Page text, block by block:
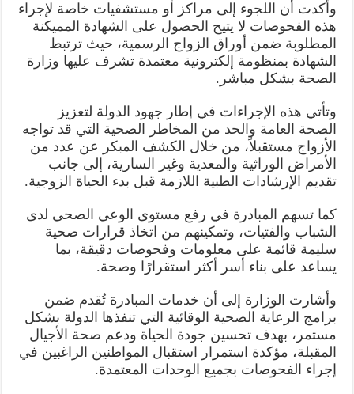
وأكدت أن اللجوء إلى مراكز أو مستشفيات خاصة لإجراء
هذه الفحوصات لا يتيح الحصول على الشهادة المميكنة
المطلوبة ضمن أوراق الزواج الرسمية، حيث ترتبط
الشهادة بمنظومة إلكترونية معتمدة تشرف عليها وزارة
الصحة بشكل مباشر.
وتأتي هذه الإجراءات في إطار جهود الدولة لتعزيز
الصحة العامة والحد من المخاطر الصحية التي قد تواجه
الأزواج مستقبلاً، من خلال الكشف المبكر عن عدد من
الأمراض الوراثية والمعدية وغير السارية، إلى جانب
تقديم الإرشادات الطبية اللازمة قبل بدء الحياة الزوجية.
كما تسهم المبادرة في رفع مستوى الوعي الصحي لدى
الشباب والفتيات، وتمكينهم من اتخاذ قرارات صحية
سليمة قائمة على معلومات وفحوصات دقيقة، بما
يساعد على بناء أسر أكثر استقرارًا وصحة.
وأشارت الوزارة إلى أن خدمات المبادرة تُقدم ضمن
برامج الرعاية الصحية الوقائية التي تنفذها الدولة بشكل
مستمر، بهدف تحسين جودة الحياة ودعم صحة الأجيال
المقبلة، مؤكدة استمرار استقبال المواطنين الراغبين في
إجراء الفحوصات بجميع الوحدات المعتمدة.